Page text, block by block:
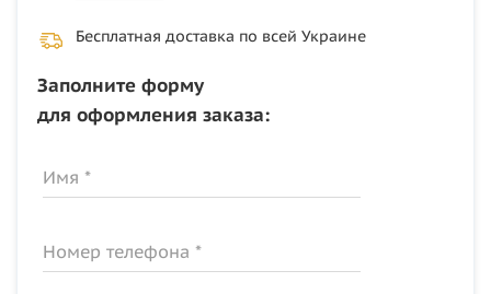
Бесплатная доставка по всей Украине
Заполните форму
для оформления заказа:
Имя *
Номер телефона *